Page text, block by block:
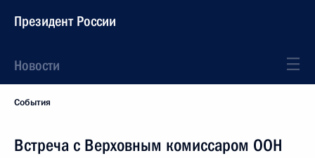
Президент России
Новости
События
Встреча с Верховным комиссаром ООН